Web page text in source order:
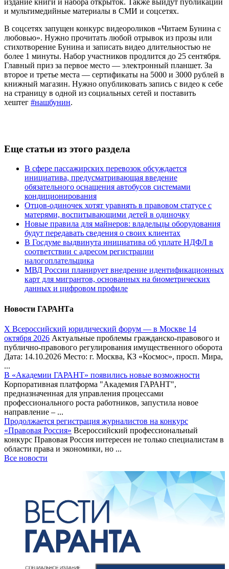
и мультимедийные материалы в СМИ и соцсетях.
В соцсетях запущен конкурс видеороликов «Читаем Бунина с
любовью». Нужно прочитать любой отрывок из прозы или
стихотворение Бунина и записать видео длительностью не
более 1 минуты. Набор участников продлится до 25 сентября.
Главный приз за первое место — электронный планшет. За
второе и третье места — сертификаты на 5000 и 3000 рублей в
книжный магазин. Нужно опубликовать запись с видео к себе
на страницу в одной из социальных сетей и поставить
хештег #нашбунин.
Еще статьи из этого раздела
В сфере пассажирских перевозок обсуждается
инициатива, предусматривающая введение
обязательного оснащения автобусов системами
кондиционирования
Отцов-одиночек хотят уравнять в правовом статусе с
матерями, воспитывающими детей в одиночку
Новые правила для майнеров: владельцы оборудования
будут передавать сведения о своих клиентах
В Госдуме выдвинута инициатива об уплате НДФЛ в
соответствии с адресом регистрации
налогоплательщика
МВД России планирует внедрение идентификационных
карт для мигрантов, основанных на биометрических
данных и цифровом профиле
Новости ГАРАНТа
Х Всероссийский юридический форум — в Москве 14
октября 2026 Актуальные проблемы гражданско-правового и
публично-правового регулирования имущественного оборота
Дата: 14.10.2026 Место: г. Москва, КЗ «Космос», просп. Мира,
...
В «Академии ГАРАНТ» появились новые возможности
Корпоративная платформа "Академия ГАРАНТ",
предназначенная для управления процессами
профессионального роста работников, запустила новое
направление – ...
Продолжается регистрация журналистов на конкурс
«Правовая Россия» Всероссийский профессиональный
конкурс Правовая Россия интересен не только специалистам в
области права и экономики, но ...
Все новости